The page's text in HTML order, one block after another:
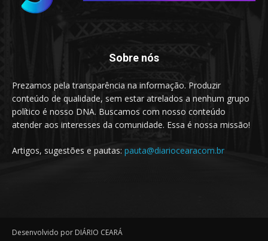
Sobre nós
Prezamos pela transparência na informação. Produzir
conteúdo de qualidade, sem estar atrelados a nenhum grupo
político é nosso DNA. Buscamos com nosso conteúdo
atender aos interesses da comunidade. Essa é nossa missão!
Artigos, sugestões e pautas: pauta@diariocearacom.br
Desenvolvido por DIÁRIO CEARÁ